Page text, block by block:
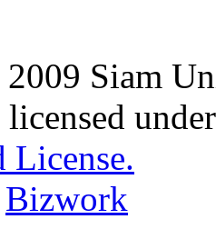
Siam
License.
Bizwork